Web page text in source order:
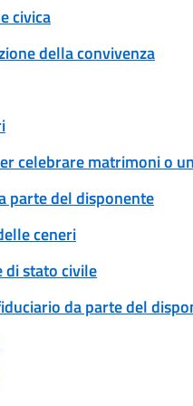
civica
della convivenza
celebrare matrimoni o
parte del disponente
ceneri
di stato civile
da parte del